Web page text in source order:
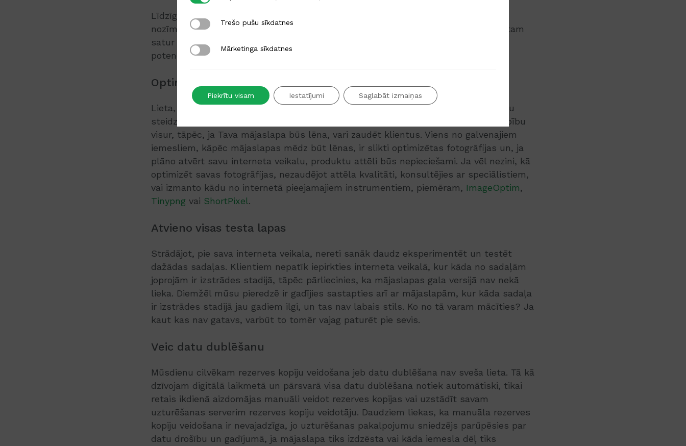
Līdzīgi kā ar mājaslapas META aprakstu arī produktu META aprakstam ir būtiska
nozīme SEO darbības uzlabošanā. Pārliecinies, ka META apraksts katram produktam
satur nepieciešamos atslēgas vārdus, lai Tevis piedāvātā prece parādītos, kad
potenciālais klients izmanto pārlūkprogrammas meklētāju.
Optimizē attēlus
Lieta, kas kaitina ikvienu mājaslapas lietotāju, ir lēna mājaslapas ielāde. Mūsdienu
steidzīgajam cilvēkam trūkst pacietības, un mēs sagaidām ātru un optimālu darbību
visur, tāpēc, ja Tava mājaslapa būs lēna, vari zaudēt klientus. Viens no galvenajiem
iemesliem, kāpēc mājaslapas mēdz būt lēnas, ir slikti optimizētas fotogrāfijas un, ja
plāno atvērt savu interneta veikalu, produktu attēli būs nepieciešami. Ja vēl nezini, kā
optimizēt savas fotogrāfijas, nezaudējot attēla kvalitāti, konsultējies ar speciālistiem,
vai izmanto kādu no internetā pieejamajiem instrumentiem, piemēram, ImageOptim,
Tinypng vai ShortPixel.
Atvieno visas testa lapas
Strādājot, pie sava interneta veikala, nereti sanāk daudz eksperimentēt un testēt
dažādas sadaļas. Klientiem nepatīk iepirkties interneta veikalā, kur kāda no sadaļām
joprojām ir izstrādes stadijā, tāpēc pārliecinies, ka mājaslapas gala versijā nav nekā
lieka. Diemžēl mūsu pieredzē ir gadījies sastapties arī ar mājaslapām, kur kāda sadaļa
ir izstrādes stadijā jau gadiem ilgi, un tas nav labais stils. Ko no tā varam mācīties? Ja
kaut kas nav gatavs, varbūt to tomēr vajag paturēt pie sevis.
Veic datu dublēšanu
Mūsdienu cilvēkam rezerves kopiju veidošana jeb datu dublēšana nav sveša lieta. Tā kā
dzīvojam digitālā laikmetā un pārsvarā visa datu dublēšana notiek automātiski, tikai
retais ikdienā aizdomājas manuāli veidot rezerves kopijas vai uzstādīt savam
uzturēšanas serverim rezerves kopiju veidotāju. Daudziem liekas, ka manuāla rezerves
kopiju veidošana ir nevajadzīga, jo uzturēšanas pakalpojumu sniedzējs parūpēsies par
datu drošību un gadījumā, ja mājaslapa tiks izdzēsta vai kāda iemesla dēļ tiks
Trešo pušu sīkdatnes
Trešo pušu sīkdatnes
Mārketinga sīkdatnes
Mārketinga sīkdatnes
Piekrītu visam Iestatījumi Saglabāt izmaiņas